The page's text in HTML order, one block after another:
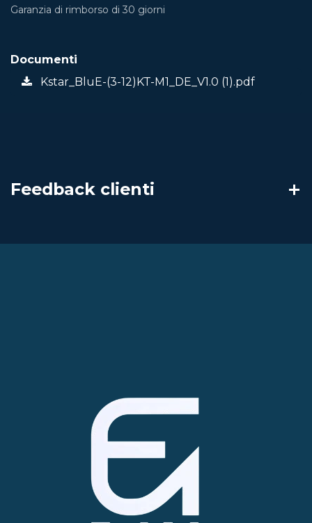
Garanzia di rimborso di 30 giorni
Documenti
Kstar_BluE-(3-12)KT-M1_DE_V1.0 (1).pdf
Feedback clienti